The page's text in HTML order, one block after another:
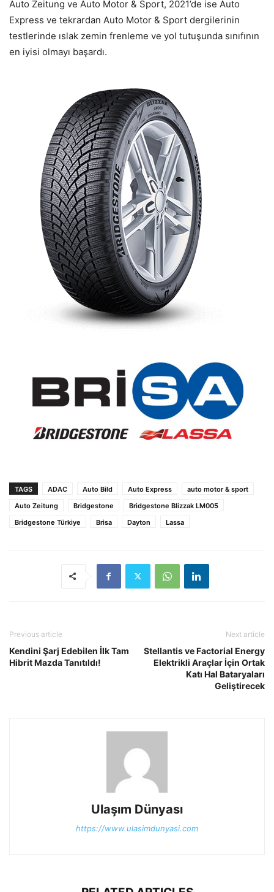
Auto Zeitung ve Auto Motor & Sport, 2021’de ise Auto
Express ve tekrardan Auto Motor & Sport dergilerinin
testlerinde ıslak zemin frenleme ve yol tutuşunda sınıfının
en iyisi olmayı başardı.
TAGS ADAC Auto Bild Auto Express
auto motor & sport
Auto Zeitung
Bridgestone
Bridgestone Blizzak LM005
Bridgestone Türkiye
Brisa Dayton Lassa
Previous article
Kendini Şarj Edebilen İlk Tam
Hibrit Mazda Tanıtıldı!
Next article
Stellantis ve Factorial Energy
Elektrikli Araçlar İçin Ortak
Katı Hal Bataryaları
Geliştirecek
Ulaşım Dünyası
https://www.ulasimdunyasi.com